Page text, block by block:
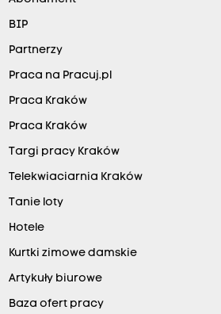
BIP
Partnerzy
Praca na Pracuj.pl
Praca Kraków
Praca Kraków
Targi pracy Kraków
Telekwiaciarnia Kraków
Tanie loty
Hotele
Kurtki zimowe damskie
Artykuły biurowe
Baza ofert pracy